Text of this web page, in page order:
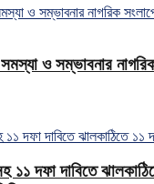
ও সম্ভাবনার
১১ দফা দাবিতে